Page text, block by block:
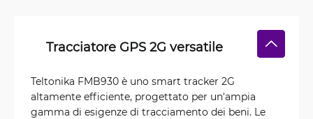
Tracciatore GPS 2G versatile
Teltonika FMB930 è uno smart tracker 2G
altamente efficiente, progettato per un'ampia
gamma di esigenze di tracciamento dei beni. Le